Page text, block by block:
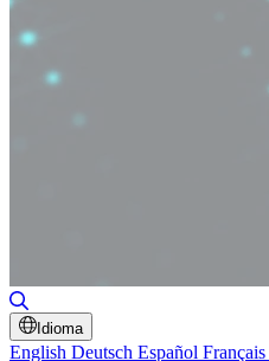
Idioma
English Deutsch Español Français